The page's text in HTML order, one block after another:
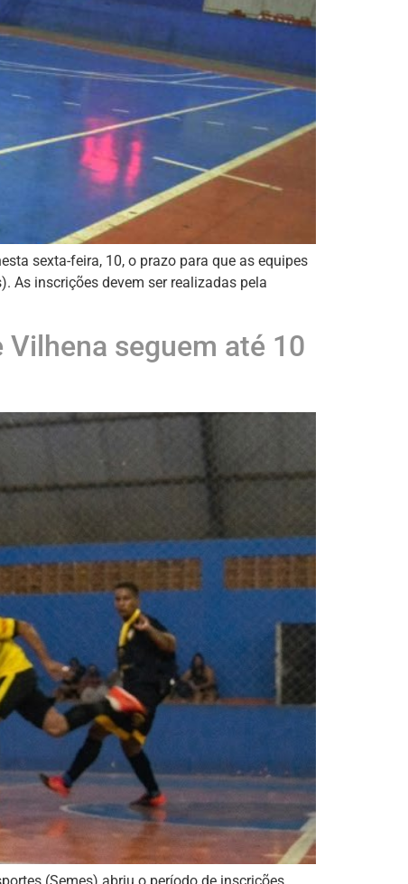
sexta-feira, 10, o prazo para que as equipes
As inscrições devem ser realizadas pela
seguem até 10
(Semes) abriu o período de inscrições